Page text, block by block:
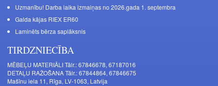
Uzmanību! Darba laika izmaiņas no 2026.gada 1. septembra
Galda kājas RIEX ER60
Laminēts bērza saplāksnis
TIRDZNIECĪBA
MĒBEĻU MATERIĀLI Tālr.: 67846678, 67187016
DETAĻU RAŽOŠANA Tālr.: 67844864, 67846675
Mašīnu iela 11, Rīga, LV-1063, Latvija